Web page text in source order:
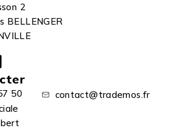
2
BELLENGER
50
contact@trademos.fr